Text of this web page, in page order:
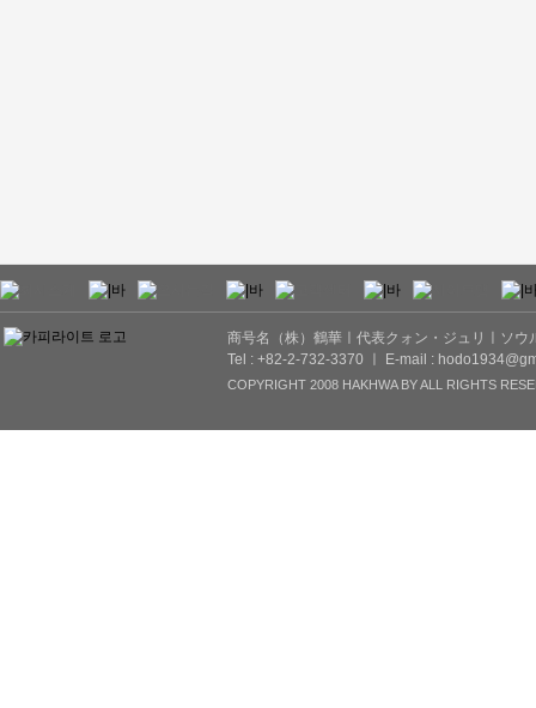
商号名（株）鶴華ㅣ代表クォン・ジュリㅣソ
Tel : +82-2-732-3370 ㅣ E-mail :
COPYRIGHT 2008 HAKHWA BY ALL RIGHTS